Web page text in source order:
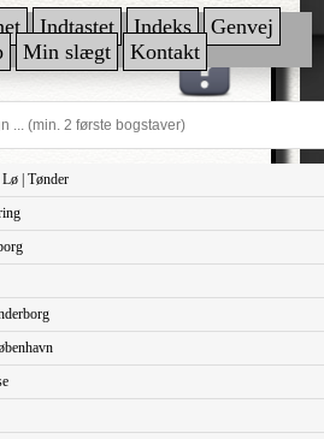
Indtastet Indeks
Genvej
Min slægt Kontakt
| Tønder